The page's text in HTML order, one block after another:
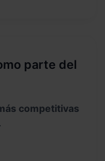
parte del
competitivas
.